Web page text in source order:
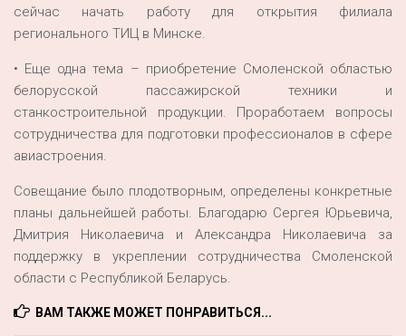
сейчас начать работу для открытия филиала
регионального ТИЦ в Минске.
• Еще одна тема – приобретение Смоленской областью
белорусской пассажирской техники и
станкостроительной продукции. Проработаем вопросы
сотрудничества для подготовки профессионалов в сфере
авиастроения.
Совещание было плодотворным, определены конкретные
планы дальнейшей работы. Благодарю Сергея Юрьевича,
Дмитрия Николаевича и Александра Николаевича за
поддержку в укреплении сотрудничества Смоленской
области с Республикой Беларусь.
ВАМ ТАКЖЕ МОЖЕТ ПОНРАВИТЬСЯ...